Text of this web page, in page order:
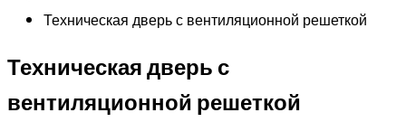
Техническая дверь с вентиляционной решеткой
Техническая дверь с
вентиляционной решеткой